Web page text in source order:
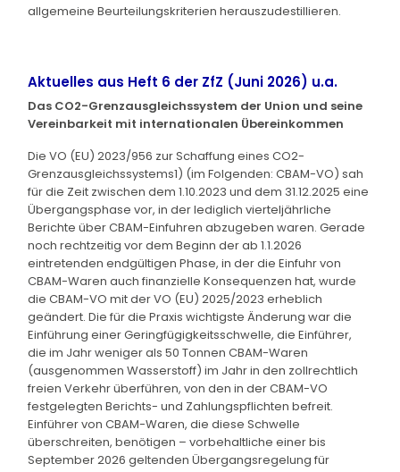
allgemeine Beurteilungskriterien herauszudestillieren.
Aktuelles aus Heft 6 der ZfZ (Juni 2026) u.a.
Das CO2-Grenzausgleichssystem der Union und seine
Vereinbarkeit mit internationalen Übereinkommen
Die VO (EU) 2023/956 zur Schaffung eines CO2-
Grenzausgleichssystems1) (im Folgenden: CBAM-VO) sah
für die Zeit zwischen dem 1.10.2023 und dem 31.12.2025 eine
Übergangsphase vor, in der lediglich vierteljährliche
Berichte über CBAM-Einfuhren abzugeben waren. Gerade
noch rechtzeitig vor dem Beginn der ab 1.1.2026
eintretenden endgültigen Phase, in der die Einfuhr von
CBAM-Waren auch finanzielle Konsequenzen hat, wurde
die CBAM-VO mit der VO (EU) 2025/2023 erheblich
geändert. Die für die Praxis wichtigste Änderung war die
Einführung einer Geringfügigkeitsschwelle, die Einführer,
die im Jahr weniger als 50 Tonnen CBAM-Waren
(ausgenommen Wasserstoff) im Jahr in den zollrechtlich
freien Verkehr überführen, von den in der CBAM-VO
festgelegten Berichts- und Zahlungspflichten befreit.
Einführer von CBAM-Waren, die diese Schwelle
überschreiten, benötigen – vorbehaltliche einer bis
September 2026 geltenden Übergangsregelung für